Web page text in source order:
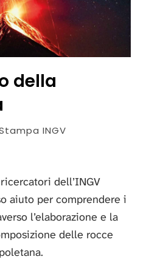
della
INGV
dell’INGV
aiuto per comprendere i
l’elaborazione e la
delle rocce